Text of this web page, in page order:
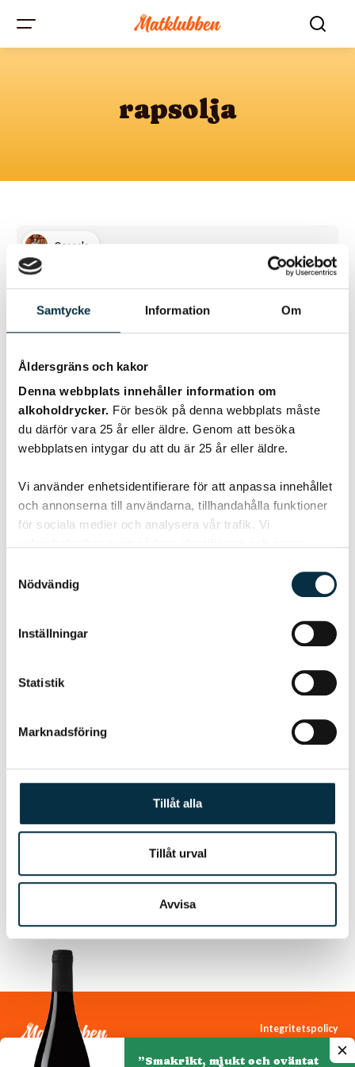
Samtycke Information Om
Åldersgräns och kakor
Denna webbplats innehåller information om
alkoholdrycker. För besök på denna webbplats måste
du därför vara 25 år eller äldre. Genom att besöka
webbplatsen intygar du att du är 25 år eller äldre.
Vi använder enhetsidentifierare för att anpassa innehållet
och annonserna till användarna, tillhandahålla funktioner
för sociala medier och analysera vår trafik. Vi
annons- och analysföretag som vi samarbetar med.
Dessa kan i sin tur kombinera informationen med annan
information som du har tillhandahållit eller som de har
samlat in när du har använt deras tjänster.
Nödvändig
Inställningar
Statistik
Marknadsföring
Tillåt alla
Tillåt urval
Avvisa
rapsolja
@zonale
Tillsätt färska örter och kryddor efter smak, runda gärna
Ljummen sparrispotatissallad
god senapsdressing.
Integritetspolicy
Cookiepolicy
”Smakrikt, mjukt och oväntat